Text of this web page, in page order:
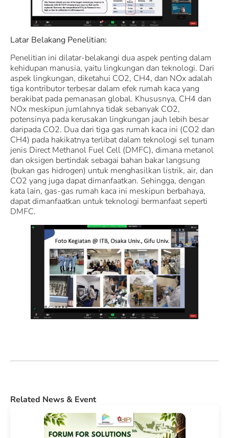
Latar Belakang Penelitian:
Penelitian ini dilatar-belakangi dua aspek penting dalam
kehidupan manusia, yaitu lingkungan dan teknologi. Dari
aspek lingkungan, diketahui CO2, CH4, dan NOx adalah
tiga kontributor terbesar dalam efek rumah kaca yang
berakibat pada pemanasan global. Khususnya, CH4 dan
NOx meskipun jumlahnya tidak sebanyak CO2,
potensinya pada kerusakan lingkungan jauh lebih besar
daripada CO2. Dua dari tiga gas rumah kaca ini (CO2 dan
CH4) pada hakikatnya terlibat dalam teknologi sel tunam
jenis Direct Methanol Fuel Cell (DMFC), dimana metanol
dan oksigen bertindak sebagai bahan bakar langsung
(bukan gas hidrogen) untuk menghasilkan listrik, air, dan
CO2 yang juga dapat dimanfaatkan. Sehingga, dengan
kata lain, gas-gas rumah kaca ini meskipun berbahaya,
dapat dimanfaatkan untuk teknologi bermanfaat seperti
DMFC.
Related News & Event